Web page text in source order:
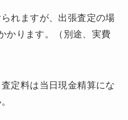
れますが、出張査定の場
かります。（別途、実費
定料は当日現金精算にな